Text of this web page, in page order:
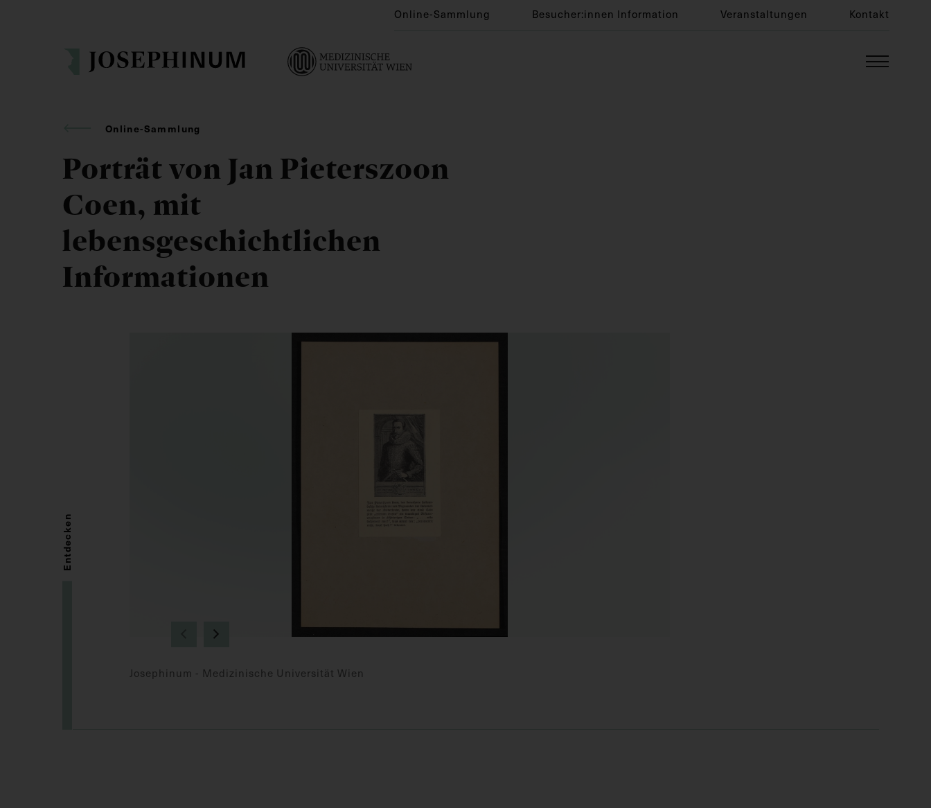
Online-Sammlung Besucher:innen Information Veranstaltungen Kontakt
Online-Sammlung
Porträt von Jan Pieterszoon
Coen, mit
lebensgeschichtlichen
Informationen
Josephinum - Medizinische Universität Wien
Entdecken